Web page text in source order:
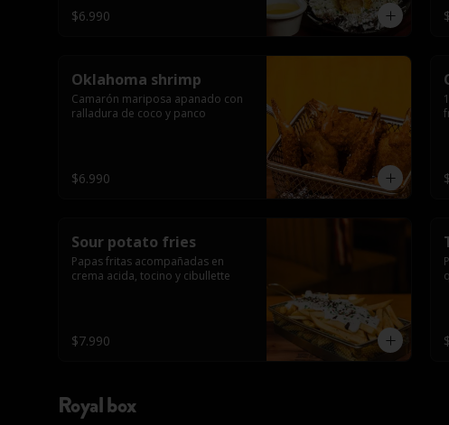
$6.990
Oklahoma shrimp
Camarón mariposa apanado con
ralladura de coco y panco
$6.990
Sour potato fries
Papas fritas acompañadas en
crema acida, tocino y cibullette
$7.990
Royal box